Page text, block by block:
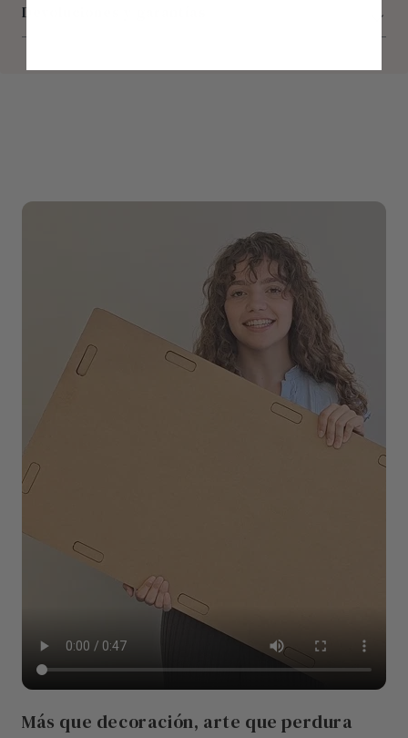
Devoluciones y garantías
Más que decoración, arte que perdura